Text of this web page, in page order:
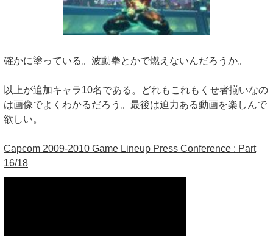
確かに塗っている。波動拳とかで燃えないんだろうか。
以上が追加キャラ10名である。どれもこれもくせ者揃いなの
は画像でよくわかるだろう。最後は迫力ある動画を楽しんで
欲しい。
Capcom 2009-2010 Game Lineup Press Conference : Part
16/18